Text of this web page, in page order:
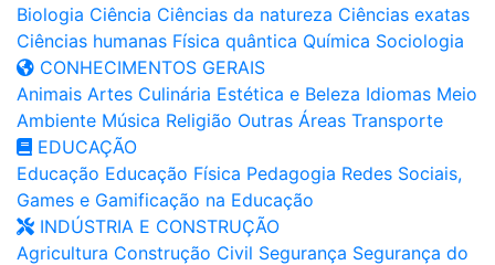
Biologia Ciência Ciências da natureza Ciências exatas
Ciências humanas Física quântica Química Sociologia
CONHECIMENTOS GERAIS
Animais Artes Culinária Estética e Beleza Idiomas Meio
Ambiente Música Religião Outras Áreas Transporte
EDUCAÇÃO
Educação Educação Física Pedagogia Redes Sociais,
Games e Gamificação na Educação
INDÚSTRIA E CONSTRUÇÃO
Agricultura Construção Civil Segurança Segurança do